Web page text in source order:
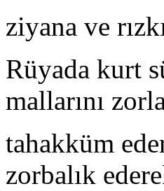
ziyana ve
Rüyada kurt
mallarını
tahakküm
zorbalık